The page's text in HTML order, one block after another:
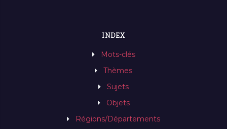
INDEX
Mots-clés
Thèmes
Sujets
Objets
Régions/Départements